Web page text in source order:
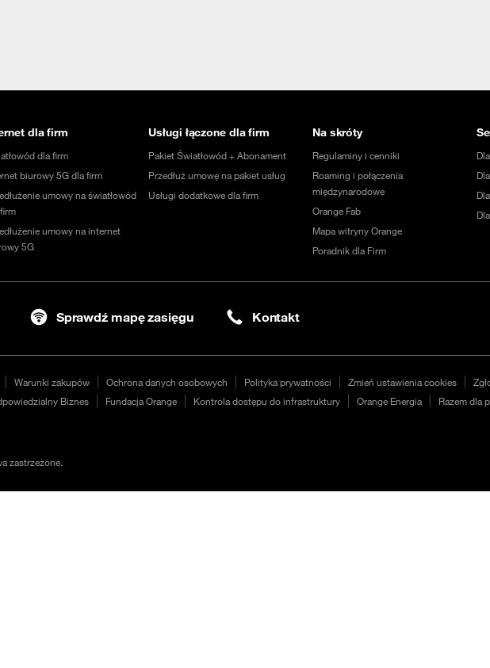
dla firm
dla firm
biurowy 5G dla firm
umowy na światłowód
umowy na internet
5G
Usługi łączone dla firm
Pakiet Światłowód + Abonament
Przedłuż umowę na pakiet usług
Usługi dodatkowe dla firm
Na skróty
Regulaminy i cenniki
Roaming i połączenia
międzynarodowe
Orange Fab
Mapa witryny Orange
Poradnik dla Firm
Sprawdź mapę zasięgu Kontakt
Warunki zakupów Ochrona danych osobowych Polityka prywatności Zmień ustawienia cookies
Biznes Fundacja Orange Kontrola dostępu do infrastruktury Orange Energia Razem dla
zastrzeżone.